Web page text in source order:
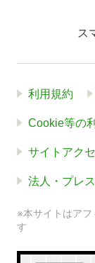
ス
利用規約
Cookie等の
サイトアク
法人・プレ
※本サイトはアフ
す